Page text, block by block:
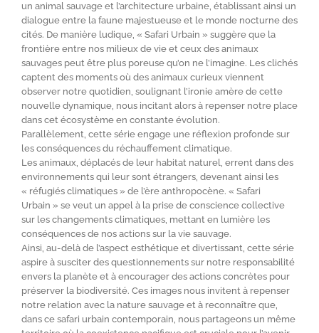
un animal sauvage et l’architecture urbaine, établissant ainsi un
dialogue entre la faune majestueuse et le monde nocturne des
cités. De manière ludique, « Safari Urbain » suggère que la
frontière entre nos milieux de vie et ceux des animaux
sauvages peut être plus poreuse qu’on ne l’imagine. Les clichés
captent des moments où des animaux curieux viennent
observer notre quotidien, soulignant l’ironie amère de cette
nouvelle dynamique, nous incitant alors à repenser notre place
dans cet écosystème en constante évolution.
Parallèlement, cette série engage une réflexion profonde sur
les conséquences du réchauffement climatique.
Les animaux, déplacés de leur habitat naturel, errent dans des
environnements qui leur sont étrangers, devenant ainsi les
« réfugiés climatiques » de l’ère anthropocène. « Safari
Urbain » se veut un appel à la prise de conscience collective
sur les changements climatiques, mettant en lumière les
conséquences de nos actions sur la vie sauvage.
Ainsi, au-delà de l’aspect esthétique et divertissant, cette série
aspire à susciter des questionnements sur notre responsabilité
envers la planète et à encourager des actions concrètes pour
préserver la biodiversité. Ces images nous invitent à repenser
notre relation avec la nature sauvage et à reconnaître que,
dans ce safari urbain contemporain, nous partageons un même